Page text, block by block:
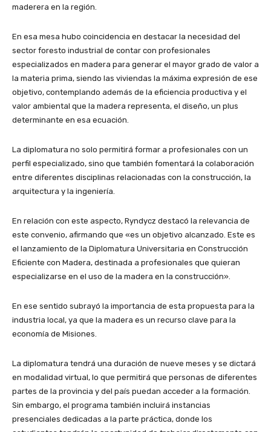
maderera en la región.
En esa mesa hubo coincidencia en destacar la necesidad del
sector foresto industrial de contar con profesionales
especializados en madera para generar el mayor grado de valor a
la materia prima, siendo las viviendas la máxima expresión de ese
objetivo, contemplando además de la eficiencia productiva y el
valor ambiental que la madera representa, el diseño, un plus
determinante en esa ecuación.
La diplomatura no solo permitirá formar a profesionales con un
perfil especializado, sino que también fomentará la colaboración
entre diferentes disciplinas relacionadas con la construcción, la
arquitectura y la ingeniería.
En relación con este aspecto, Ryndycz destacó la relevancia de
este convenio, afirmando que «es un objetivo alcanzado. Este es
el lanzamiento de la Diplomatura Universitaria en Construcción
Eficiente con Madera, destinada a profesionales que quieran
especializarse en el uso de la madera en la construcción».
En ese sentido subrayó la importancia de esta propuesta para la
industria local, ya que la madera es un recurso clave para la
economía de Misiones.
La diplomatura tendrá una duración de nueve meses y se dictará
en modalidad virtual, lo que permitirá que personas de diferentes
partes de la provincia y del país puedan acceder a la formación.
Sin embargo, el programa también incluirá instancias
presenciales dedicadas a la parte práctica, donde los